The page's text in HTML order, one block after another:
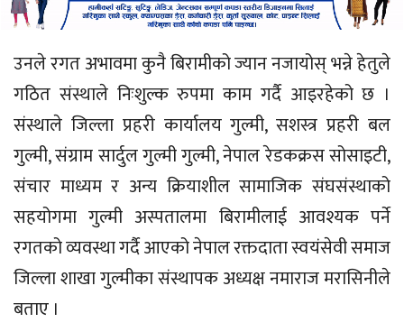
उनले रगत अभावमा कुनै बिरामीको ज्यान नजायोस् भन्ने हेतुले
गठित संस्थाले निःशुल्क रुपमा काम गर्दै आइरहेको छ ।
संस्थाले जिल्ला प्रहरी कार्यालय गुल्मी, सशस्त्र प्रहरी बल
गुल्मी, संग्राम सार्दुल गुल्मी गुल्मी, नेपाल रेडकक्रस सोसाइटी,
संचार माध्यम र अन्य क्रियाशील सामाजिक संघसंस्थाको
सहयोगमा गुल्मी अस्पतालमा बिरामीलाई आवश्यक पर्ने
रगतको व्यवस्था गर्दै आएको नेपाल रक्तदाता स्वयंसेवी समाज
जिल्ला शाखा गुल्मीका संस्थापक अध्यक्ष नमाराज मरासिनीले
बताए ।